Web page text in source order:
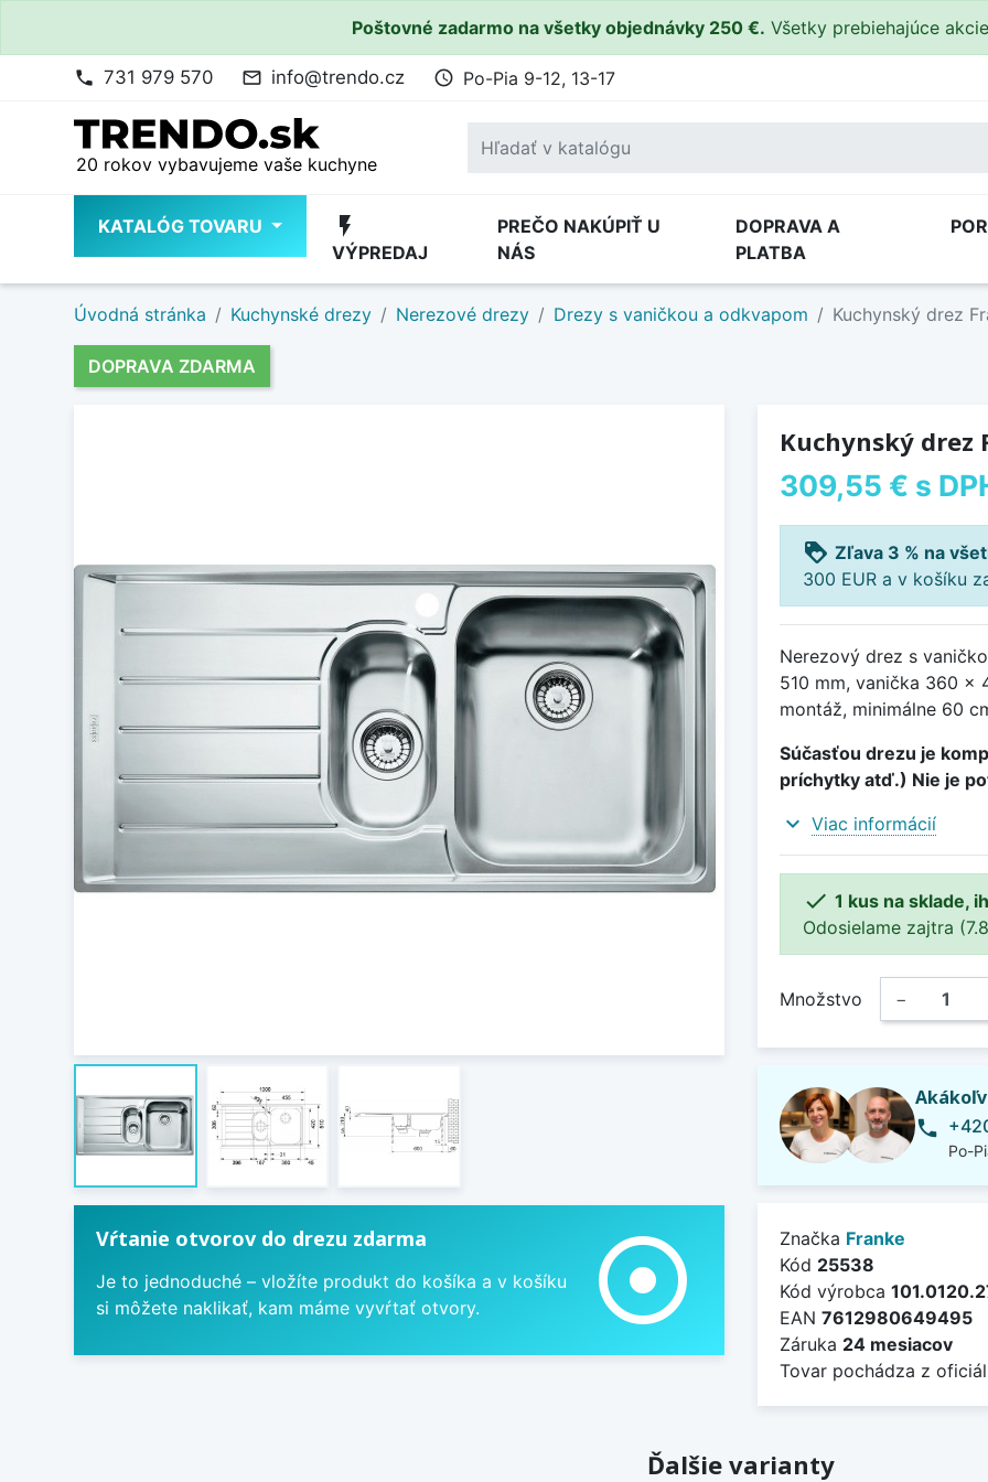
Poštovné zadarmo na všetky objednávky 250 €. Všetky prebiehajúce
phone 731 979 570 mail_outline info@trendo.cz access_time Po-Pia 9-12, 13-17
20 rokov vybavujeme vaše kuchyne
KATALÓG TOVARU flash_on
VÝPREDAJ
PREČO NAKÚPIŤ U
NÁS
DOPRAVA A
PLATBA
Úvodná stránka Kuchynské drezy Nerezové drezy Drezy s vaničkou a odkvapom Kuchynský drez
DOPRAVA ZDARMA
Vŕtanie otvorov do drezu zdarma
Je to jednoduché – vložíte produkt do košíka a v košíku
si môžete naklikať, kam máme vyvŕtať otvory.
adjust
Kuchynský drez
309,55 € s
loyalty Zľava 3 % na
300 EUR a v košíku
Nerezový drez s
510 mm, vanička 360 x
montáž, minimálne 60
Súčasťou drezu je
príchytky atď.) Nie je
expand_more Viac informácií
 1 kus na sklade,
Odosielame zajtra
Množstvo −
phone
Po-
Značka Franke
Kód 25538
Kód výrobca
EAN 7612980649495
Záruka 24 mesiacov
Tovar pochádza z
Ďalšie varianty